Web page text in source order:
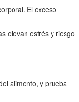
El exceso
elevan estrés y riesgo
alimento, y prueba